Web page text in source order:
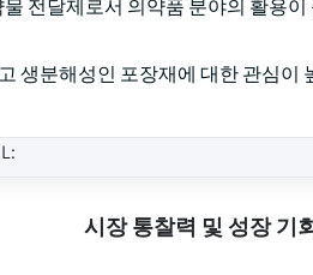
전달제로서 의약품 분야의 활용이
생분해성인 포장재에 대한 관심이
시장 통찰력 및 성장 기